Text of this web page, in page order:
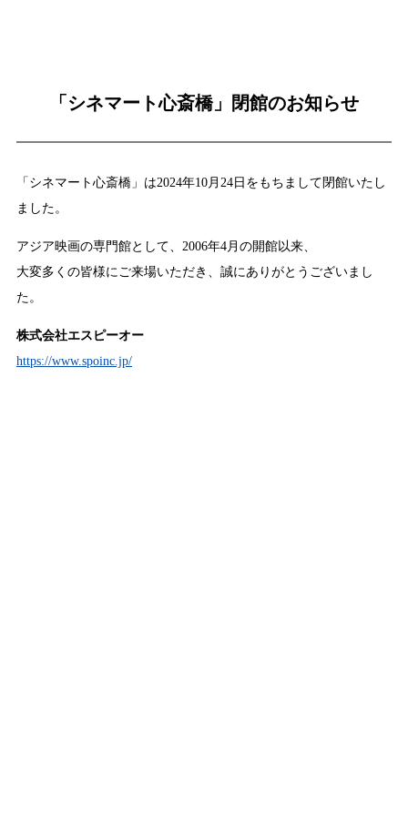
「シネマート心斎橋」閉館のお知らせ
「シネマート心斎橋」は2024年10月24日をもちまして閉館いたし
ました。
アジア映画の専門館として、2006年4月の開館以来、
大変多くの皆様にご来場いただき、誠にありがとうございまし
た。
株式会社エスピーオー
https://www.spoinc.jp/